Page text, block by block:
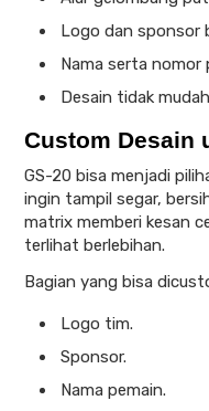
Logo dan sponsor
Nama serta nomor
Desain tidak
Custom Desain
GS-20 bisa menjadi
ingin tampil segar,
matrix memberi kesan
terlihat berlebihan.
Bagian yang bisa
Logo tim.
Sponsor.
Nama pemain.